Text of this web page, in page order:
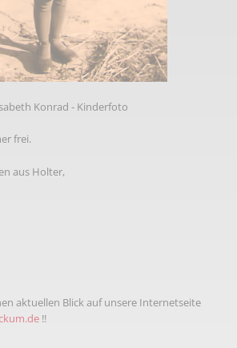
Konrad - Kinderfoto
frei.
aus Holter,
aktuellen Blick auf unsere Internetseite
!!